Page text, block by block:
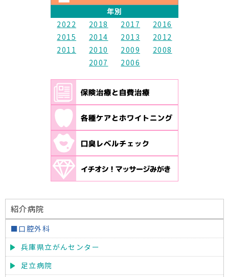
年別
2022
2018 2017
2016
2015
2014 2013
2012
2011
2010 2009
2008
2007
2006
紹介病院
■口腔外科
兵庫県立がんセンター
足立病院